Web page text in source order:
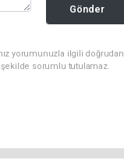
Gönder
yorumunuzla ilgili doğrudan
şekilde sorumlu tutulamaz.